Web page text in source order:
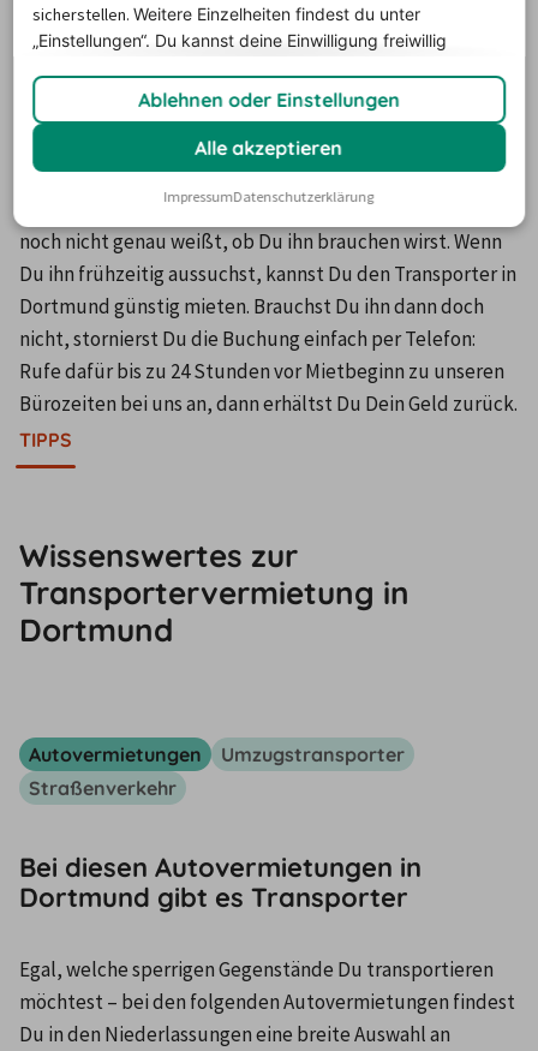
Bestimmungsort transportieren.
Du kannst einen Transporter in Dortmund mieten, wenn
ein Umzug ansteht oder wenn Du größere Ladungen an
Gegenständen zu einem Flohmarkt, einer Ausstellung,
einem Konzert, einem Festival oder einem anderen Event
bringen möchtest.
Buche den Transporter ruhig auch schon, wenn Du
noch nicht genau weißt, ob Du ihn brauchen wirst. Wenn
Du ihn frühzeitig aussuchst, kannst Du den Transporter in
Dortmund günstig mieten. Brauchst Du ihn dann doch
nicht, stornierst Du die Buchung einfach per Telefon:
Rufe dafür bis zu 24 Stunden vor Mietbeginn zu unseren
Bürozeiten bei uns an, dann erhältst Du Dein Geld zurück.
TIPPS
Wissenswertes zur
Transportervermietung in
Dortmund
Autovermietungen
Umzugstransporter
Straßenverkehr
Bei diesen Autovermietungen in
Dortmund gibt es Transporter
Egal, welche sperrigen Gegenstände Du transportieren
möchtest – bei den folgenden Autovermietungen findest
Du in den Niederlassungen eine breite Auswahl an
sicherstellen.Weitere Einzelheiten findest du unter
„Einstellungen“. Du kannst deine Einwilligung freiwillig
Ablehnen oder Einstellungen
Alle akzeptieren
ImpressumDatenschutzerklärung